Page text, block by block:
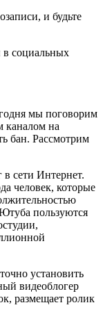
и будьте
в социальных
мы поговорим
каналом на
бан. Рассмотрим
сети Интернет.
человек, которые
пользуются
установить
видеоблогер
размещает ролик